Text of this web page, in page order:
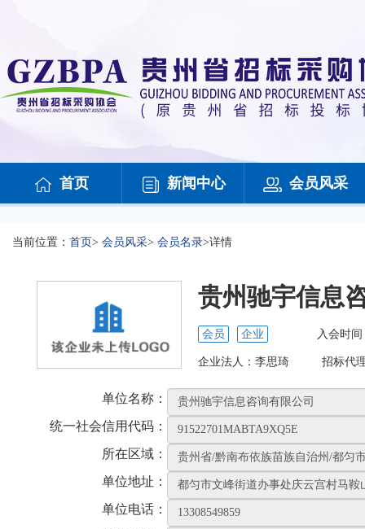
首页 新闻中心 会员风采
当前位置： 首页> 会员风采> 会员名录>详情
贵州驰宇信息
会员 企业 入会时间
企业法人： 李思琦 招标代
单位名称：
统一社会信用代码：
所在区域：
单位地址：
单位电话：